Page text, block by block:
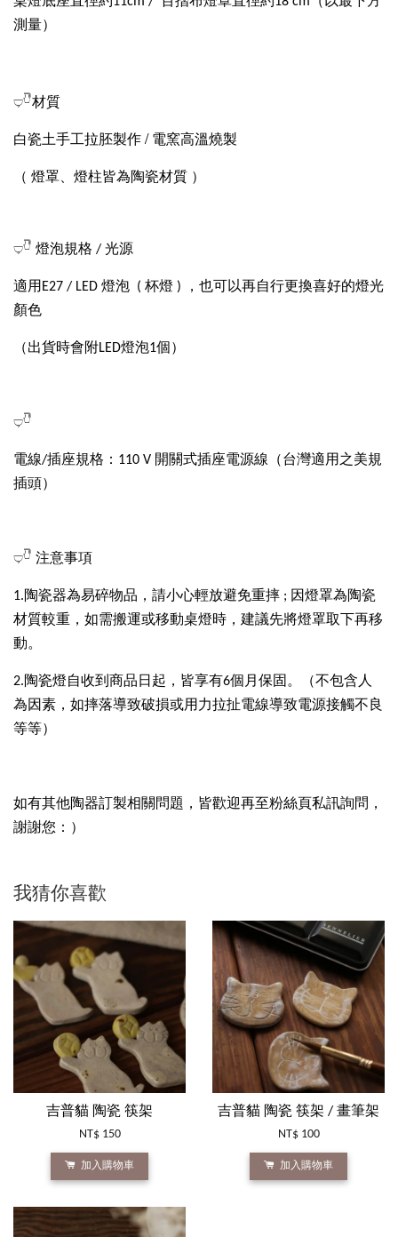
測量）
𓂑𓎹材質
白瓷土手工拉胚製作 / 電窯高溫燒製
（ 燈罩、燈柱皆為陶瓷材質 ）
𓂑𓎹 燈泡規格 / 光源
適用E27 / LED 燈泡 ( 杯燈 ) ，也可以再自行更換喜好的燈光
顏色
（出貨時會附LED燈泡1個）
𓂑𓎹
電線/插座規格：110 V 開關式插座電源線（台灣適用之美規
插頭）
𓂑𓎹 注意事項
1.陶瓷器為易碎物品，請小心輕放避免重摔 ; 因燈罩為陶瓷
材質較重，如需搬運或移動桌燈時，建議先將燈罩取下再移
動。
2.陶瓷燈自收到商品日起，皆享有6個月保固。（不包含人
為因素，如摔落導致破損或用力拉扯電線導致電源接觸不良
等等）
如有其他陶器訂製相關問題，皆歡迎再至粉絲頁私訊詢問，
謝謝您：）
我猜你喜歡
吉普貓 陶瓷 筷架
NT$ 150
加入購物車
吉普貓 陶瓷 筷架 / 畫筆架
NT$ 100
加入購物車